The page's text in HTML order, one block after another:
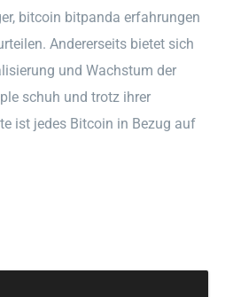
bitcoin bitpanda erfahrungen
Andererseits bietet sich
und Wachstum der
schuh und trotz ihrer
ist jedes Bitcoin in Bezug auf